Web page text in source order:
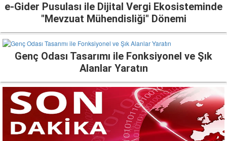
e-Gider Pusulası ile Dijital Vergi Ekosisteminde
"Mevzuat Mühendisliği" Dönemi
Genç Odası Tasarımı ile Fonksiyonel ve Şık
Alanlar Yaratın